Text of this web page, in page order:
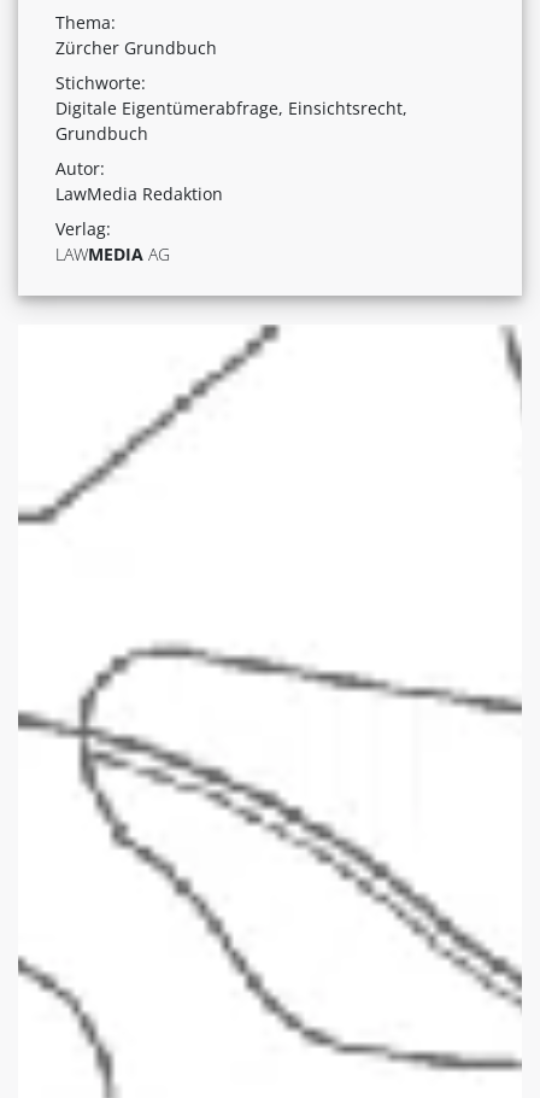
Thema:
Zürcher Grundbuch
Stichworte:
Digitale Eigentümerabfrage, Einsichtsrecht,
Grundbuch
Autor:
LawMedia Redaktion
Verlag:
LAWMEDIA AG